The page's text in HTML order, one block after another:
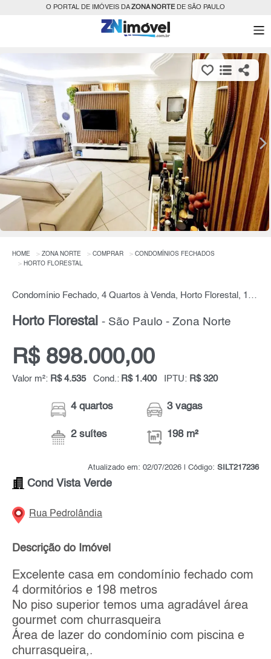
O PORTAL DE IMÓVEIS DAZONA NORTEDE SÃO PAULO
HOME ZONA NORTE COMPRAR
CONDOMÍNIOS FECHADOS
HORTO FLORESTAL
Condomínio Fechado, 4 Quartos à Venda, Horto Florestal, 198 m² por R$ 898.000,00
Horto Florestal - São Paulo - Zona Norte
R$ 898.000,00
Valor m²: R$ 4.535 Cond.: R$ 1.400 IPTU: R$ 320
4 quartos
2 suítes
3 vagas
198 m²
Atualizado em: 02/07/2026 | Código: SILT217236
Cond Vista Verde
Rua Pedrolândia
Descrição do Imóvel
Excelente casa em condomínio fechado com
4 dormitórios e 198 metros
No piso superior temos uma agradável área
gourmet com churrasqueira
Área de lazer do condomínio com piscina e
churrasqueira,.